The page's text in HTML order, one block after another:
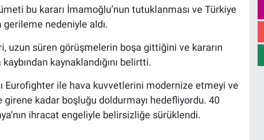
bu kararı İmamoğlu’nun tutuklanması ve Türkiye
nedeniyle aldı.
uzun süren görüşmelerin boşa gittiğini ve kararın
kaynaklandığını belirtti.
Eurofighter ile hava kuvvetlerini modernize etmeyi ve
girene kadar boşluğu doldurmayı hedefliyordu. 40
ihracat engeliyle belirsizliğe sürüklendi.